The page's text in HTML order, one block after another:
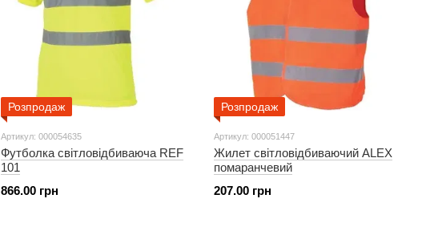
Розпродаж
Артикул: 000054635
Футболка світловідбиваюча REF
101
866.00 грн
Розпродаж
Артикул: 000051447
Жилет світловідбиваючий ALEX
помаранчевий
207.00 грн